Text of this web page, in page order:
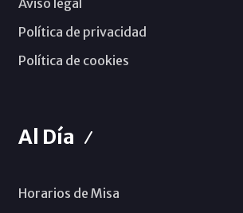
Aviso legal
Política de privacidad
Política de cookies
Al Día
Horarios de Misa